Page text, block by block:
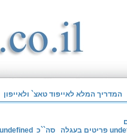
המדריך המלא לאייפוד טאצ` ולאייפון
פריטים בעגלה סה``כ undefined